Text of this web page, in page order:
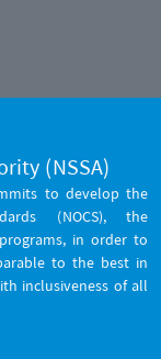
(NSSA)
to develop the
(NOCS), the
in order to
to the best in
inclusiveness of all